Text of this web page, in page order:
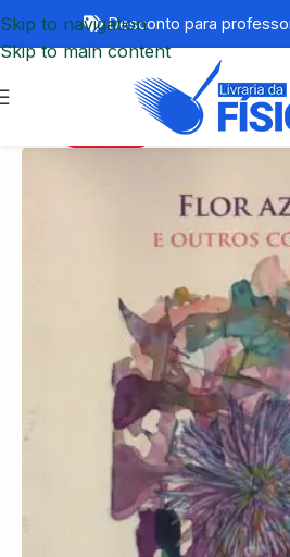
Skip to navigation
Skip to main content
Desconto para